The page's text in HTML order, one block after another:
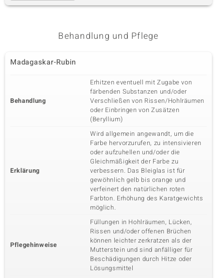
Behandlung und Pflege
Madagaskar-Rubin
Behandlung
Erhitzen eventuell mit Zugabe von
färbenden Substanzen und/oder
Verschließen von Rissen/Hohlräumen
oder Einbringen von Zusätzen
(Beryllium)
Erklärung
Wird allgemein angewandt, um die
Farbe hervorzurufen, zu intensivieren
oder aufzuhellen und/oder die
Gleichmäßigkeit der Farbe zu
verbessern. Das Bleiglas ist für
gewöhnlich gelb bis orange und
verfeinert den natürlichen roten
Farbton. Erhöhung des Karatgewichts
möglich.
Pflegehinweise
Füllungen in Hohlräumen, Lücken,
Rissen und/oder offenen Brüchen
können leichter zerkratzen als der
Mutterstein und sind anfälliger für
Beschädigungen durch Hitze oder
Lösungsmittel